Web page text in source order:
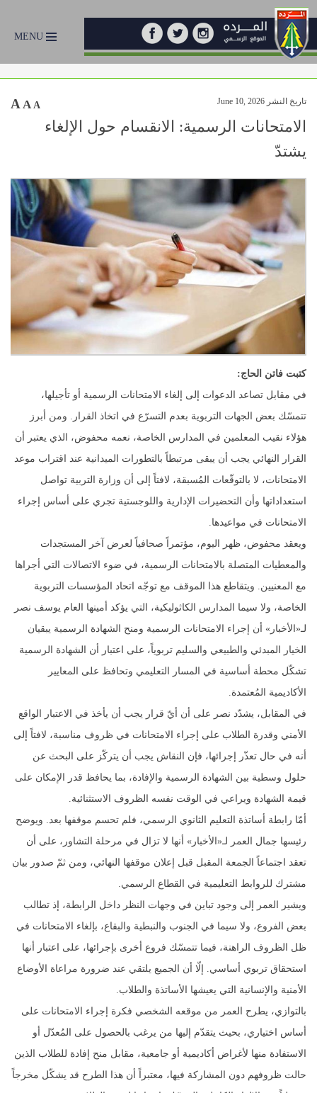
MENU
تاريخ النشر June 10, 2026 A A A
الامتحانات الرسمية: الانقسام حول الإلغاء
يشتدّ
كتبت فاتن الحاج:
في مقابل تصاعد الدعوات إلى إلغاء الامتحانات الرسمية أو تأجيلها،
تتمسّك بعض الجهات التربوية بعدم التسرّع في اتخاذ القرار. ومن أبرز
هؤلاء نقيب المعلمين في المدارس الخاصة، نعمه محفوض، الذي يعتبر أن
القرار النهائي يجب أن يبقى مرتبطاً بالتطورات الميدانية عند اقتراب موعد
الامتحانات، لا بالتوقّعات المُسبقة، لافتاً إلى أن وزارة التربية تواصل
استعداداتها وأن التحضيرات الإدارية واللوجستية تجري على أساس إجراء
الامتحانات في مواعيدها.
ويعقد محفوض، ظهر اليوم، مؤتمراً صحافياً لعرض آخر المستجدات
والمعطيات المتصلة بالامتحانات الرسمية، في ضوء الاتصالات التي أجراها
مع المعنيين. ويتقاطع هذا الموقف مع توجّه اتحاد المؤسسات التربوية
الخاصة، ولا سيما المدارس الكاثوليكية، التي يؤكد أمينها العام يوسف نصر
لـ«الأخبار» أن إجراء الامتحانات الرسمية ومنح الشهادة الرسمية يبقيان
الخيار المبدئي والطبيعي والسليم تربوياً، على اعتبار أن الشهادة الرسمية
تشكّل محطة أساسية في المسار التعليمي وتحافظ على المعايير
الأكاديمية المُعتمدة.
في المقابل، يشدّد نصر على أن أيّ قرار يجب أن يأخذ في الاعتبار الواقع
الأمني وقدرة الطلاب على إجراء الامتحانات في ظروف مناسبة، لافتاً إلى
أنه في حال تعذّر إجرائها، فإن النقاش يجب أن يتركّز على البحث عن
حلول وسطية بين الشهادة الرسمية والإفادة، بما يحافظ قدر الإمكان على
قيمة الشهادة ويراعي في الوقت نفسه الظروف الاستثنائية.
أمّا رابطة أساتذة التعليم الثانوي الرسمي، فلم تحسم موقفها بعد. ويوضح
رئيسها جمال العمر لـ«الأخبار» أنها لا تزال في مرحلة التشاور، على أن
تعقد اجتماعاً الجمعة المقبل قبل إعلان موقفها النهائي، ومن ثمّ صدور بيان
مشترك للروابط التعليمية في القطاع الرسمي.
ويشير العمر إلى وجود تباين في وجهات النظر داخل الرابطة، إذ تطالب
بعض الفروع، ولا سيما في الجنوب والنبطية والبقاع، بإلغاء الامتحانات في
ظل الظروف الراهنة، فيما تتمسّك فروع أخرى بإجرائها، على اعتبار أنها
استحقاق تربوي أساسي. إلّا أن الجميع يلتقي عند ضرورة مراعاة الأوضاع
الأمنية والإنسانية التي يعيشها الأساتذة والطلاب.
بالتوازي، يطرح العمر من موقعه الشخصي فكرة إجراء الامتحانات على
أساس اختياري، بحيث يتقدّم إليها من يرغب بالحصول على المُعدّل أو
الاستفادة منها لأغراض أكاديمية أو جامعية، مقابل منح إفادة للطلاب الذين
حالت ظروفهم دون المشاركة فيها، معتبراً أن هذا الطرح قد يشكّل مخرجاً